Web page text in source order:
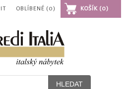
OBLÍBENÉ (0) KOŠÍK (0)